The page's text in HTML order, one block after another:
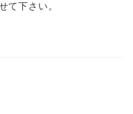
て下さい。